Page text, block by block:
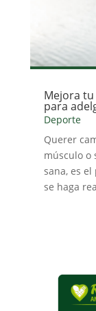
Mejora
para
Deporte
Querer
músculo o
sana, es
se haga